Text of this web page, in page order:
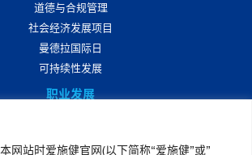
网站时爱施健官网(以下简称“爱施健”或”
道德与合规管理
社会经济发展项目
曼德拉国际日
可持续性发展
职业发展
爱施健中国岗位招聘